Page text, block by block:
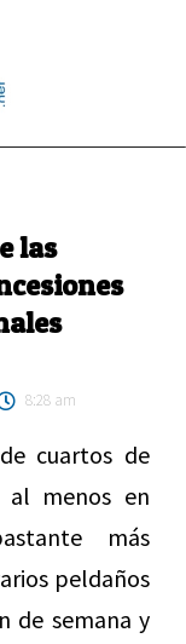
las
8:28 am
cuartos de
al menos en
más
peldaños
de semana y